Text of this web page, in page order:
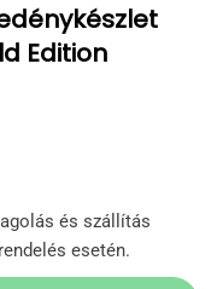
Edition
és szállítás
esetén.